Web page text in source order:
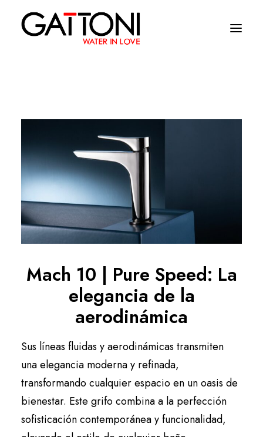
Ambientes
Acabados
Dònde comprar
Contacto
Español
Mach 10 | Pure Speed: La
elegancia de la
aerodinámica
Sus líneas fluidas y aerodinámicas transmiten
una elegancia moderna y refinada,
transformando cualquier espacio en un oasis de
bienestar. Este grifo combina a la perfección
sofisticación contemporánea y funcionalidad,